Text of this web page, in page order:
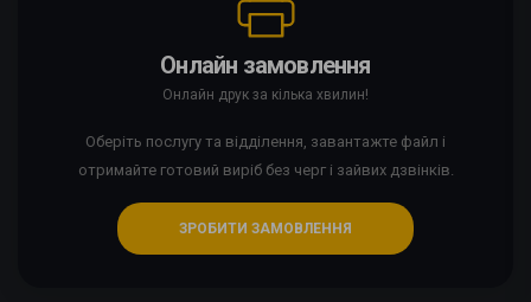
Онлайн замовлення
Онлайн друк за кілька хвилин!
Оберіть послугу та відділення, завантажте файл і
отримайте готовий виріб без черг і зайвих дзвінків.
ЗРОБИТИ ЗАМОВЛЕННЯ